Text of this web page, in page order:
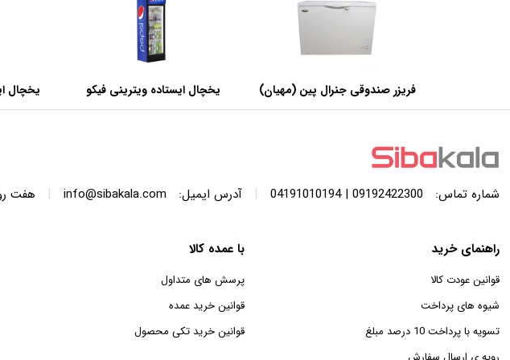
فریزر صندوقی جنرال پین (مهیان)
با ظرفیت 440 لیتر
یخچال ایستاده ویترینی فیکو
عرض 60 سانتی متر
یخچال
عرض 60
شماره تماس: 09192422300 | 04191010194
| آدرس ایمیل: info@sibakala.com
| هفت روز هفته ، 24
راهنمای خرید
قوانین عودت کالا
شیوه های پرداخت
تسویه با پرداخت 10 درصد مبلغ
با عمده کالا
پرسش های متداول
قوانین خرید عمده
قوانین خرید تکی محصول